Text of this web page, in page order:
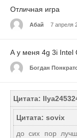
Отличная игра
Абай 7 апреля
А у меня 4g 3i Intel
Богдан
Цитата:
Цитата: sovix
до сих пор